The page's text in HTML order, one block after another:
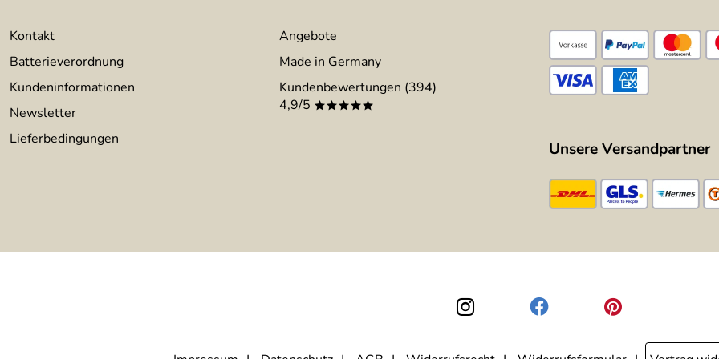
Kontakt
Batterieverordnung
Kundeninformationen
Newsletter
Lieferbedingungen
Angebote
Made in Germany
Kundenbewertungen (394)
4,9/5 *****
Unsere Versandpartner